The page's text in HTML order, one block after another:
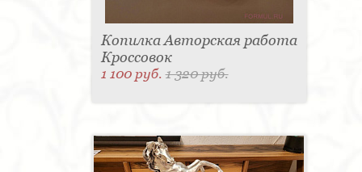
Копилка Авторская работа
Кроссовок
1 100 руб.1 320 руб.